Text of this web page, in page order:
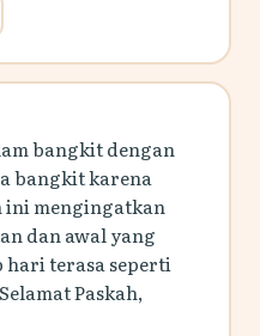
bangkit dengan
bangkit karena
ini mengingatkan
dan awal yang
hari terasa seperti
Paskah,